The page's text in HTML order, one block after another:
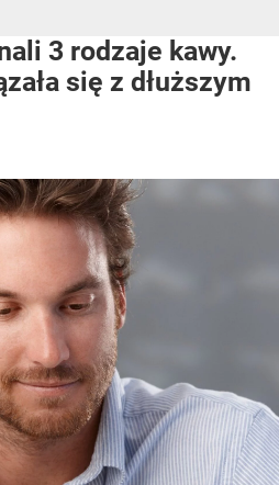
3 rodzaje kawy.
się z dłuższym